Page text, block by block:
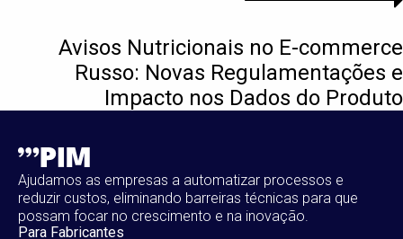
Avisos Nutricionais no E-commerce
Russo: Novas Regulamentações e
Impacto nos Dados do Produto
Ajudamos as empresas a automatizar processos e
reduzir custos, eliminando barreiras técnicas para que
possam focar no crescimento e na inovação.
Para Fabricantes